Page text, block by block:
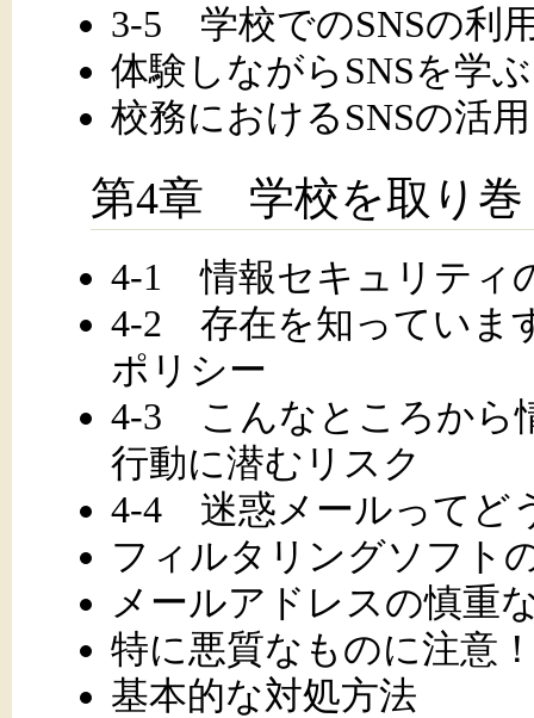
3-5 学校でのSNSの利
体験しながらSNSを学ぶ
校務におけるSNSの活用
第4章 学校を取り巻
4-1 情報セキュリティ
4-2 存在を知っていま
ポリシー
4-3 こんなところから
行動に潜むリスク
4-4 迷惑メールってど
フィルタリングソフト
メールアドレスの慎重
特に悪質なものに注意
基本的な対処方法